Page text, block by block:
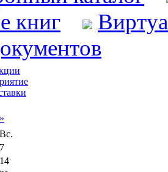
книг
»
Вс.
7
14